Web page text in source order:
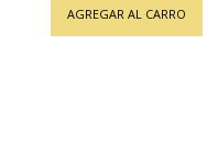
AGREGAR AL CARRO